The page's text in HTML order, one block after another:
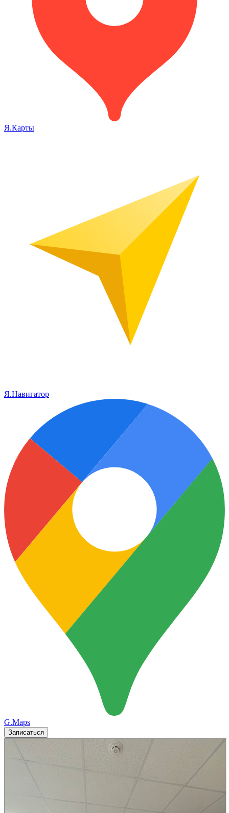
Я.Карты
Я.Навигатор
G.Maps
Записаться